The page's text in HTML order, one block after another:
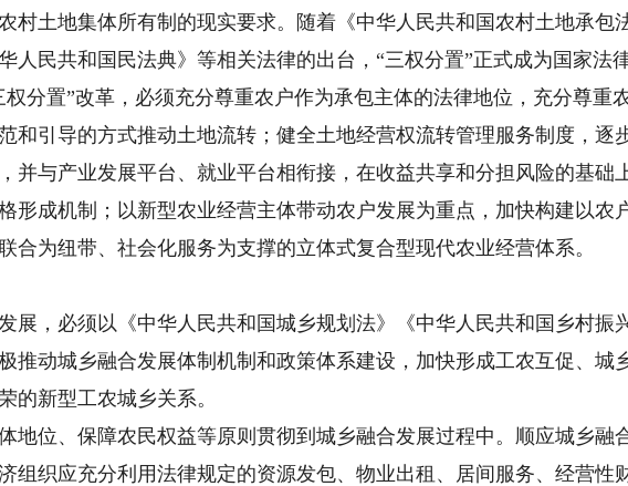
村土地集体所有制的现实要求。随着《中华人民共和国农村土地承包
人民共和国民法典》等相关法律的出台，“三权分置”正式成为国家法
权分置”改革，必须充分尊重农户作为承包主体的法律地位，充分尊重
和引导的方式推动土地流转；健全土地经营权流转管理服务制度，逐
并与产业发展平台、就业平台相衔接，在收益共享和分担风险的基础
形成机制；以新型农业经营主体带动农户发展为重点，加快构建以农
合为纽带、社会化服务为支撑的立体式复合型现代农业经营体系。
，必须以《中华人民共和国城乡规划法》《中华人民共和国乡村振
推动城乡融合发展体制机制和政策体系建设，加快形成工农互促、城
的新型工农城乡关系。
位、保障农民权益等原则贯彻到城乡融合发展过程中。顺应城乡融
组织应充分利用法律规定的资源发包、物业出租、居间服务、经营性